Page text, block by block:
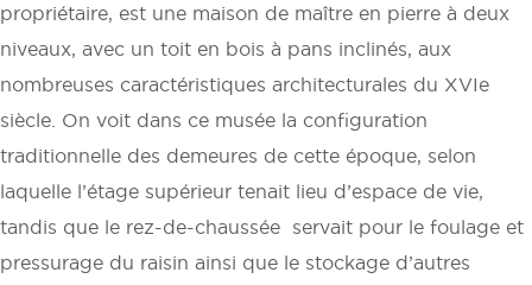
propriétaire, est une maison de maître en pierre à deux
niveaux, avec un toit en bois à pans inclinés, aux
nombreuses caractéristiques architecturales du XVIe
siècle. On voit dans ce musée la configuration
traditionnelle des demeures de cette époque, selon
laquelle l’étage supérieur tenait lieu d’espace de vie,
tandis que le rez-de-chaussée servait pour le foulage et
pressurage du raisin ainsi que le stockage d’autres